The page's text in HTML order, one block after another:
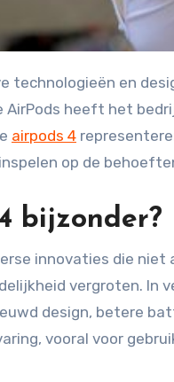
heeft het
airpods 4
op de
bijzonder?
innovaties die
vergroten. In
design, betere
vooral voor